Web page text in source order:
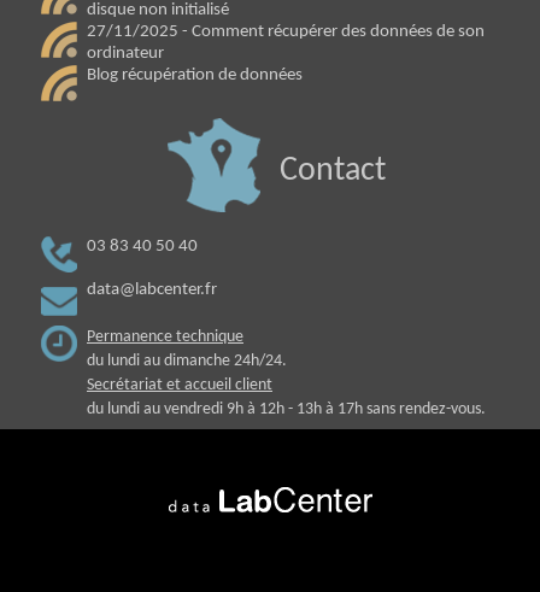
disque non initialisé
27/11/2025 - Comment récupérer des données de son
ordinateur
Blog récupération de données
Contact
03 83 40 50 40
data@labcenter.fr
Permanence technique
du lundi au dimanche 24h/24.
Secrétariat et accueil client
du lundi au vendredi 9h à 12h - 13h à 17h sans rendez-vous.